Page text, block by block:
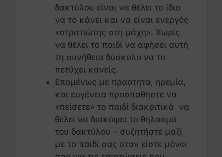
δακτύλου είναι να θέλει το ίδιο
να το κάνει και να είναι ενεργός
«στρατιώτης στη μάχη». Χωρίς
να θέλει το παιδί να αφήσει αυτή
τη συνήθεια δύσκολο να το
πετύχει κανείς.
Επομένως με πραότητα, ηρεμία,
και ευγένεια προσπαθήστε να
«πείσετε» το παιδί διακριτικά να
θέλει να διακόψει το θηλασμό
του δακτύλου – συζητήστε μαζί
με το παιδί σας όταν είστε μόνοι